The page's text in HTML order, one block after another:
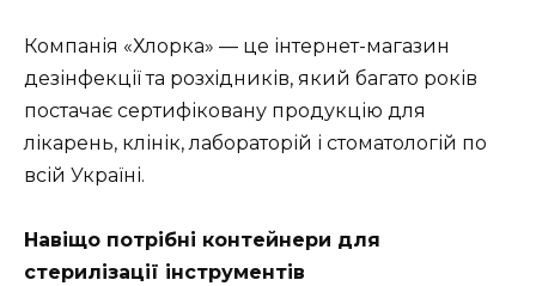
Компанія «Хлорка» — це інтернет-магазин
дезінфекції та розхідників, який багато років
постачає сертифіковану продукцію для
лікарень, клінік, лабораторій і стоматологій по
всій Україні.
Навіщо потрібні контейнери для
стерилізації інструментів